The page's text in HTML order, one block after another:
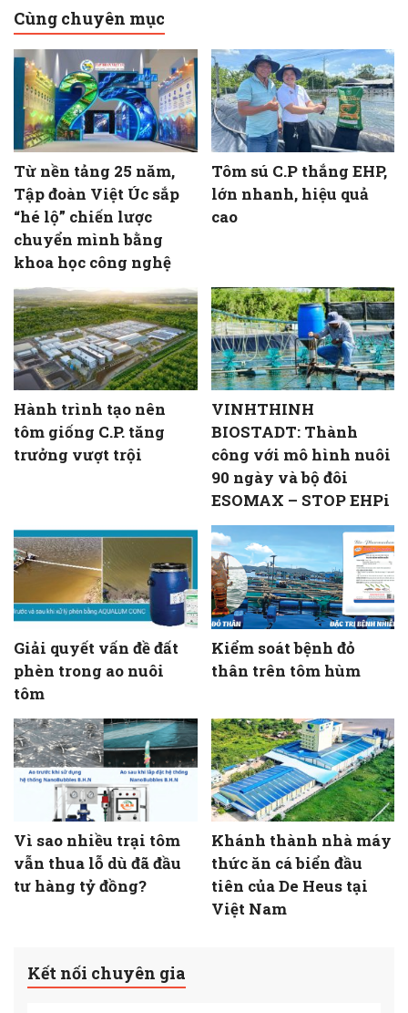
Cùng chuyên mục
Từ nền tảng 25 năm,
Tập đoàn Việt Úc sắp
“hé lộ” chiến lược
chuyển mình bằng
khoa học công nghệ
Tôm sú C.P thắng EHP,
lớn nhanh, hiệu quả
cao
Hành trình tạo nên
tôm giống C.P. tăng
trưởng vượt trội
VINHTHINH
BIOSTADT: Thành
công với mô hình nuôi
90 ngày và bộ đôi
ESOMAX – STOP EHPi
Giải quyết vấn đề đất
phèn trong ao nuôi
tôm
Kiểm soát bệnh đỏ
thân trên tôm hùm
Vì sao nhiều trại tôm
vẫn thua lỗ dù đã đầu
tư hàng tỷ đồng?
Khánh thành nhà máy
thức ăn cá biển đầu
tiên của De Heus tại
Việt Nam
Kết nối chuyên gia